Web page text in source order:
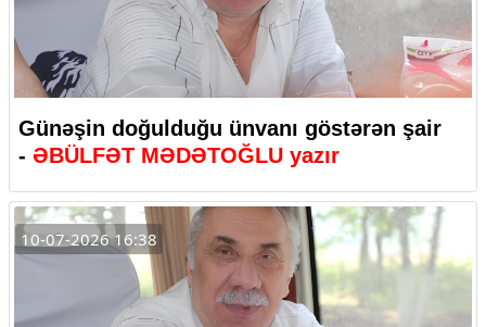
Günəşin doğulduğu ünvanı göstərən şair
- ƏBÜLFƏT MƏDƏTOĞLU yazır
10-07-2026 16:38